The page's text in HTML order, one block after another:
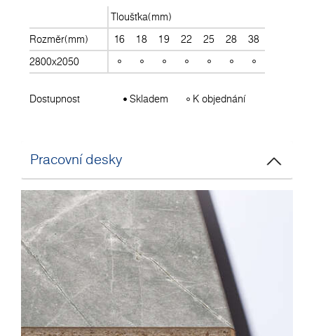
Tloušťka(mm)
Rozměr(mm)
16 18 19 22 25 28
38
2800x2050
Dostupnost Skladem K objednání
Pracovní desky